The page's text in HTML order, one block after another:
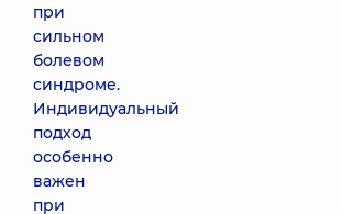
при
сильном
болевом
синдроме.
Индивидуальный
подход
особенно
важен
при